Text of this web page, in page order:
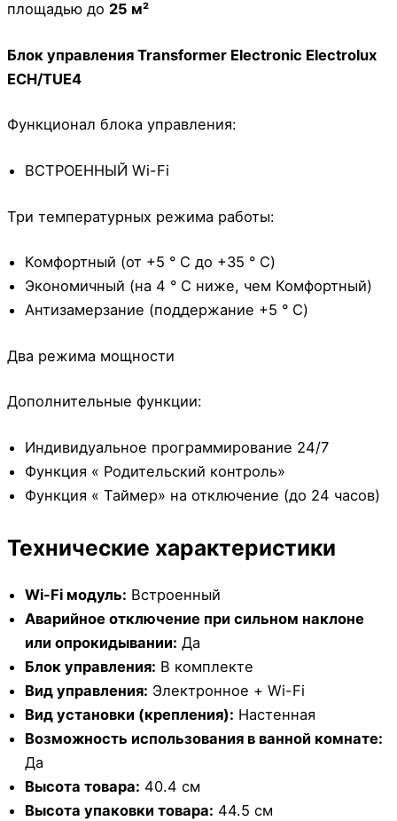
площадью до 25 м²
Блок управления Transformer Electronic Electrolux
ECH/TUE4
Функционал блока управления:
ВСТРОЕННЫЙ Wi-Fi
Три температурных режима работы:
Комфортный (от +5 ° C до +35 ° C)
Экономичный (на 4 ° C ниже, чем Комфортный)
Антизамерзание (поддержание +5 ° C)
Два режима мощности
Дополнительные функции:
Индивидуальное программирование 24/7
Функция « Родительский контроль»
Функция « Таймер» на отключение (до 24 часов)
Технические характеристики
Wi-Fi модуль: Встроенный
Аварийное отключение при сильном наклоне
или опрокидывании: Да
Блок управления: В комплекте
Вид управления: Электронное + Wi-Fi
Вид установки (крепления): Настенная
Возможность использования в ванной комнате:
Да
Высота товара: 40.4 см
Высота упаковки товара: 44.5 см